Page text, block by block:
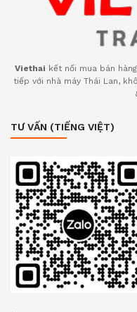
Viethai kết nối mua bán
tiếp với nhà máy Thái Lan,
TƯ VẤN (TIẾNG VIỆT)